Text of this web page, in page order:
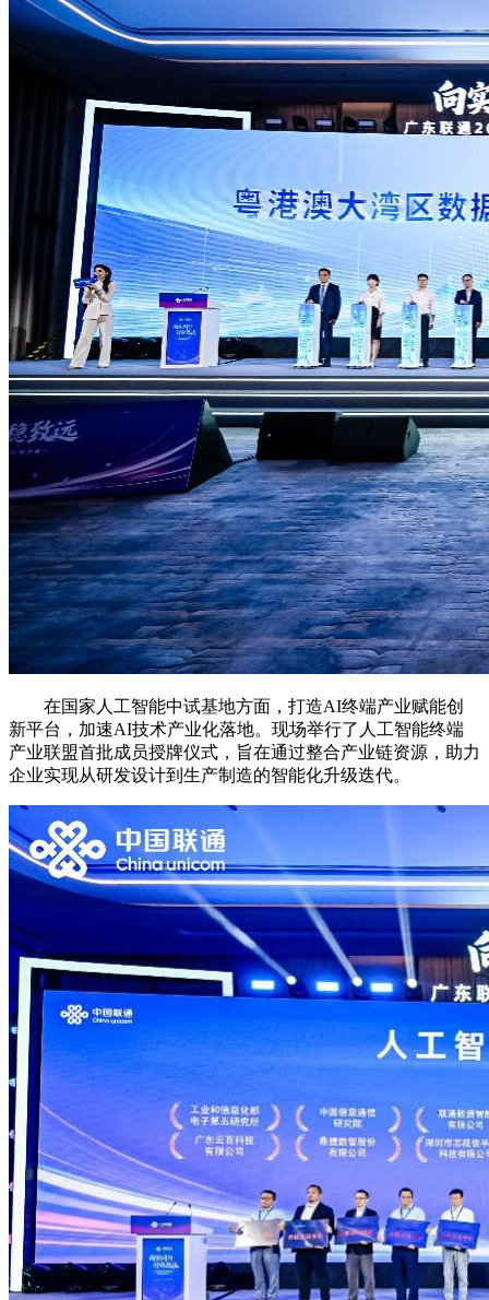
在国家人工智能中试基地方面，打造AI终端产业赋能创
新平台，加速AI技术产业化落地。现场举行了人工智能终端
产业联盟首批成员授牌仪式，旨在通过整合产业链资源，助力
企业实现从研发设计到生产制造的智能化升级迭代。